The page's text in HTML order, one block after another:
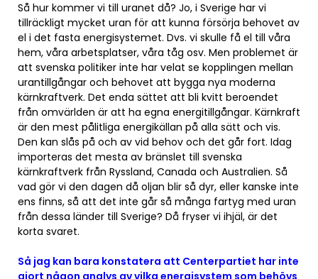
Så hur kommer vi till uranet då? Jo, i Sverige har vi
tillräckligt mycket uran för att kunna försörja behovet av
el i det fasta energisystemet. Dvs. vi skulle få el till våra
hem, våra arbetsplatser, våra tåg osv. Men problemet är
att svenska politiker inte har velat se kopplingen mellan
urantillgångar och behovet att bygga nya moderna
kärnkraftverk. Det enda sättet att bli kvitt beroendet
från omvärlden är att ha egna energitillgångar. Kärnkraft
är den mest pålitliga energikällan på alla sätt och vis.
Den kan slås på och av vid behov och det går fort. Idag
importeras det mesta av bränslet till svenska
kärnkraftverk från Ryssland, Canada och Australien. Så
vad gör vi den dagen då oljan blir så dyr, eller kanske inte
ens finns, så att det inte går så många fartyg med uran
från dessa länder till Sverige? Då fryser vi ihjäl, är det
korta svaret.
Så jag kan bara konstatera att Centerpartiet har inte
gjort någon analys av vilka energisystem som behövs